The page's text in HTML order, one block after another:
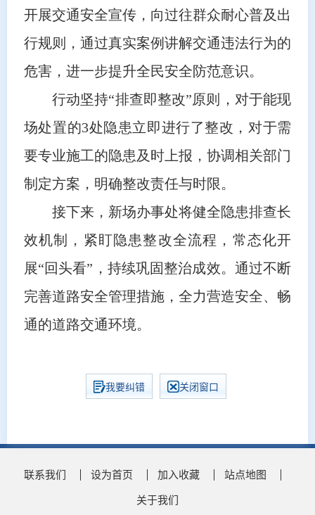
开展交通安全宣传，向过往群众耐心普及出
行规则，通过真实案例讲解交通违法行为的
危害，进一步提升全民安全防范意识。
行动坚持“排查即整改”原则，对于能现
场处置的3处隐患立即进行了整改，对于需
要专业施工的隐患及时上报，协调相关部门
制定方案，明确整改责任与时限。
接下来，新场办事处将健全隐患排查长
效机制，紧盯隐患整改全流程，常态化开
展“回头看”，持续巩固整治成效。通过不断
完善道路安全管理措施，全力营造安全、畅
通的道路交通环境。
我要纠错 关闭窗口
联系我们 设为首页 加入收藏
站点地图
关于我们